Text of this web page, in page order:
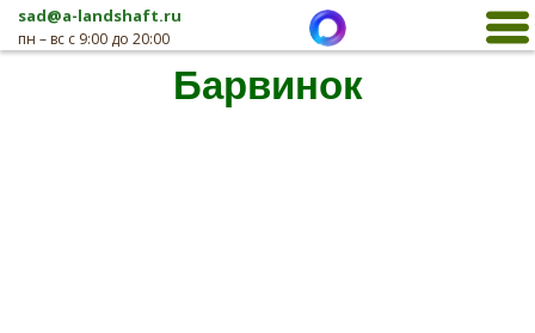
sad@a-landshaft.ru
пн – вс с 9:00 до 20:00
Барвинок